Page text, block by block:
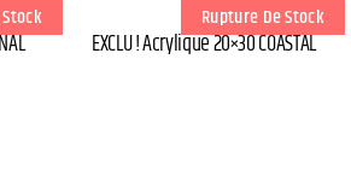
Rupture De Stock
EXCLU ! Acrylique 20×30 COASTAL